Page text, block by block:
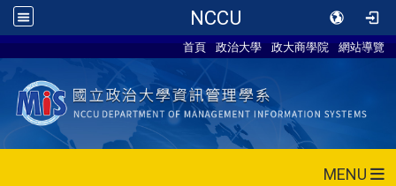
NCCU
首頁 政治大學 政大商學院 網站導覽
MENU